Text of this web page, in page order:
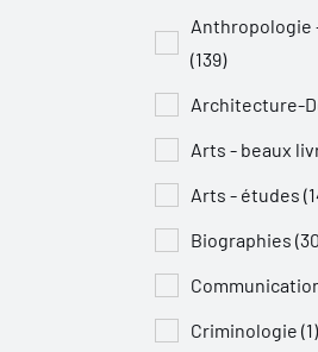
Anthropologie
(139)
Architecture-
Arts - beaux
Arts - études
Biographies
Criminologie (1)